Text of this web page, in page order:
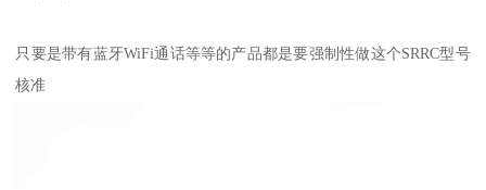
只要是带有蓝牙WiFi通话等等的产品都是要强制性做这个SRRC型号
核准